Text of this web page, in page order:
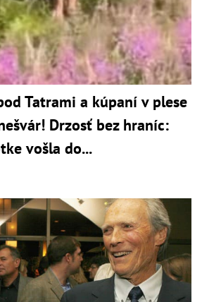
Tatrami a kúpaní v plese
Drzosť bez hraníc:
vošla do...